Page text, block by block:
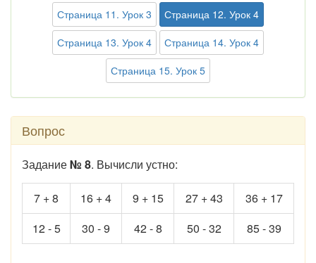
Страница 11. Урок 3
Страница 12. Урок 4
Страница 13. Урок 4
Страница 14. Урок 4
Страница 15. Урок 5
Вопрос
Задание№ 8. Вычисли устно:
7 + 8 16 + 4 9 + 15 27 + 43
36 + 17
12 - 5
30 - 9 42 - 8 50 - 32 85 - 39